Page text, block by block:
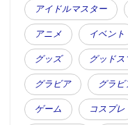
アイドルマスター
アニメ イベント
グッズ グッド
グラビア グラ
ゲーム コスプレ